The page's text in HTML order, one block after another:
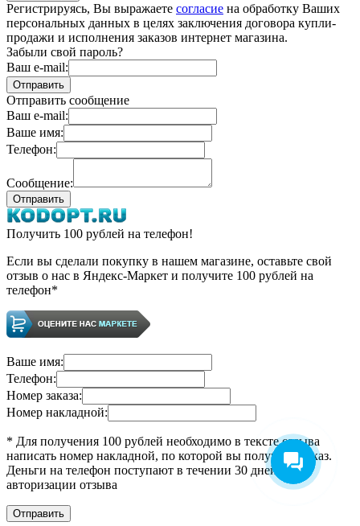
Регистрируясь, Вы выражаете согласие на обработку Ваших
персональных данных в целях заключения договора купли-
продажи и исполнения заказов интернет магазина.
Забыли свой пароль?
Ваш e-mail:
Отправить сообщение
Ваш e-mail:
Ваше имя:
Телефон:
Сообщение:
Получить 100 рублей на телефон!
Если вы сделали покупку в нашем магазине, оставьте свой
отзыв о нас в Яндекс-Маркет и получите 100 рублей на
телефон*
Ваше имя:
Телефон:
Номер заказа:
Номер накладной:
* Для получения 100 рублей необходимо в тексте отзыва
написать номер накладной, по которой вы получили заказ.
Деньги на телефон поступают в течении 30 дней после
авторизации отзыва